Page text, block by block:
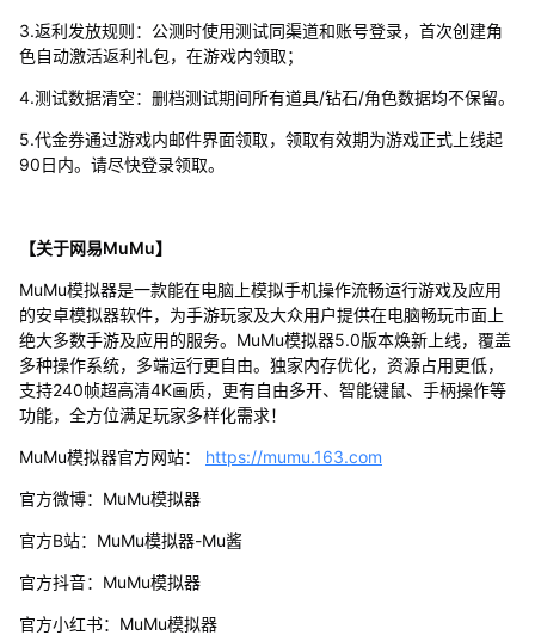
3.返利发放规则：公测时使用测试同渠道和账号登录，首次创建角
色自动激活返利礼包，在游戏内领取；
4.测试数据清空：删档测试期间所有道具/钻石/角色数据均不保留。
5.代金券通过游戏内邮件界面领取，领取有效期为游戏正式上线起
90日内。请尽快登录领取。
【关于网易MuMu】
MuMu模拟器是一款能在电脑上模拟手机操作流畅运行游戏及应用
的安卓模拟器软件，为手游玩家及大众用户提供在电脑畅玩市面上
绝大多数手游及应用的服务。MuMu模拟器5.0版本焕新上线，覆盖
多种操作系统，多端运行更自由。独家内存优化，资源占用更低，
支持240帧超高清4K画质，更有自由多开、智能键鼠、手柄操作等
功能，全方位满足玩家多样化需求！
MuMu模拟器官方网站： https://mumu.163.com
官方微博：MuMu模拟器
官方B站：MuMu模拟器-Mu酱
官方抖音：MuMu模拟器
官方小红书：MuMu模拟器